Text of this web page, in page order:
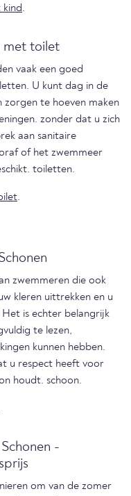
kind.
met toilet
vaak een goed
U kunt dag in de
te hoeven maken
zonder dat u zich
aan sanitaire
of het zwemmeer
toiletten.
.
zwemmeren die ook
kleren uittrekken en u
Het is echter belangrijk
te lezen,
kunnen hebben.
u respect heeft voor
houdt. schoon.
-
om van de zomer